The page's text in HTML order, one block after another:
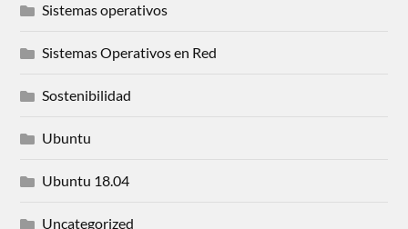
Sistemas operativos
Sistemas Operativos en Red
Sostenibilidad
Ubuntu
Ubuntu 18.04
Uncategorized